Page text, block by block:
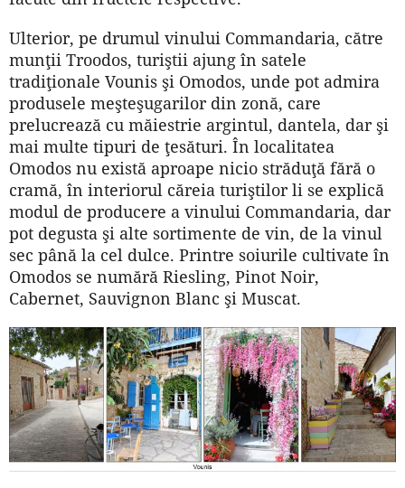
Ulterior, pe drumul vinului Commandaria, către
munţii Troodos, turiştii ajung în satele
tradiţionale Vounis şi Omodos, unde pot admira
produsele meşteşugarilor din zonă, care
prelucrează cu măiestrie argintul, dantela, dar şi
mai multe tipuri de ţesături. În localitatea
Omodos nu există aproape nicio străduţă fără o
cramă, în interiorul căreia turiştilor li se explică
modul de producere a vinului Commandaria, dar
pot degusta şi alte sortimente de vin, de la vinul
sec până la cel dulce. Printre soiurile cultivate în
Omodos se numără Riesling, Pinot Noir,
Cabernet, Sauvignon Blanc şi Muscat.